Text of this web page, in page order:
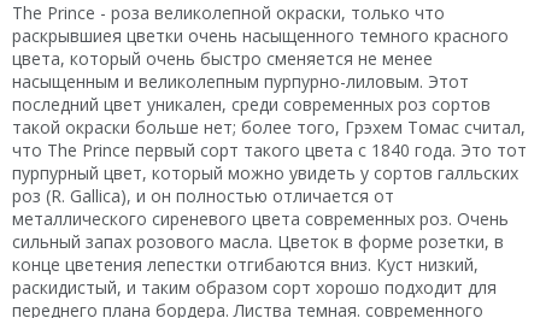
The Prince - роза великолепной окраски, только что
раскрывшиея цветки очень насыщенного темного красного
цвета, который очень быстро сменяется не менее
насыщенным и великолепным пурпурно-лиловым. Этот
последний цвет уникален, среди современных роз сортов
такой окраски больше нет; более того, Грэхем Томас считал,
что The Prince первый сорт такого цвета с 1840 года. Это тот
пурпурный цвет, который можно увидеть у сортов галльских
роз (R. Gallica), и он полностью отличается от
металлического сиреневого цвета современных роз. Очень
сильный запах розового масла. Цветок в форме розетки, в
конце цветения лепестки отгибаются вниз. Куст низкий,
раскидистый, и таким образом сорт хорошо подходит для
переднего плана бордера. Листва темная. современного